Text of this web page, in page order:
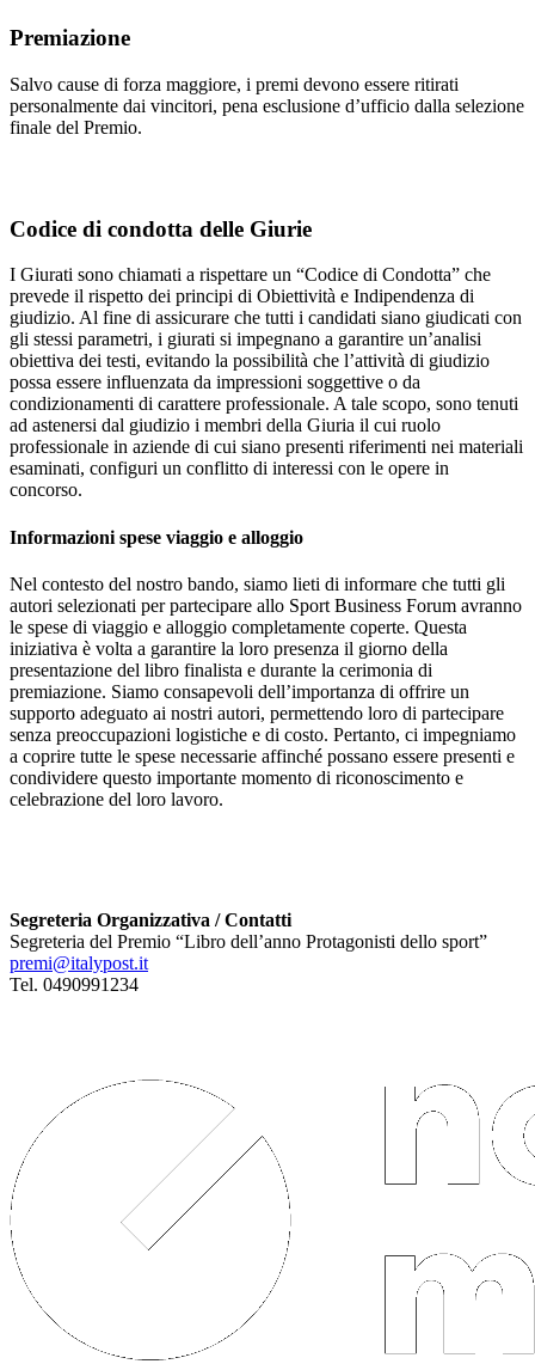
Premiazione
Salvo cause di forza maggiore, i premi devono essere ritirati
personalmente dai vincitori, pena esclusione d’ufficio dalla selezione
finale del Premio.
Codice di condotta delle Giurie
I Giurati sono chiamati a rispettare un “Codice di Condotta” che
prevede il rispetto dei principi di Obiettività e Indipendenza di
giudizio. Al fine di assicurare che tutti i candidati siano giudicati con
gli stessi parametri, i giurati si impegnano a garantire un’analisi
obiettiva dei testi, evitando la possibilità che l’attività di giudizio
possa essere influenzata da impressioni soggettive o da
condizionamenti di carattere professionale. A tale scopo, sono tenuti
ad astenersi dal giudizio i membri della Giuria il cui ruolo
professionale in aziende di cui siano presenti riferimenti nei materiali
esaminati, configuri un conflitto di interessi con le opere in
concorso.
Informazioni spese viaggio e alloggio
Nel contesto del nostro bando, siamo lieti di informare che tutti gli
autori selezionati per partecipare allo Sport Business Forum avranno
le spese di viaggio e alloggio completamente coperte. Questa
iniziativa è volta a garantire la loro presenza il giorno della
presentazione del libro finalista e durante la cerimonia di
premiazione. Siamo consapevoli dell’importanza di offrire un
supporto adeguato ai nostri autori, permettendo loro di partecipare
senza preoccupazioni logistiche e di costo. Pertanto, ci impegniamo
a coprire tutte le spese necessarie affinché possano essere presenti e
condividere questo importante momento di riconoscimento e
celebrazione del loro lavoro.
Segreteria Organizzativa / Contatti
Segreteria del Premio “Libro dell’anno Protagonisti dello sport”
premi@italypost.it
Tel. 0490991234